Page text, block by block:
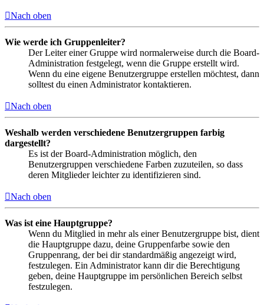
Nach oben
Wie werde ich Gruppenleiter?
Der Leiter einer Gruppe wird normalerweise durch die Board-
Administration festgelegt, wenn die Gruppe erstellt wird.
Wenn du eine eigene Benutzergruppe erstellen möchtest, dann
solltest du einen Administrator kontaktieren.
Nach oben
Weshalb werden verschiedene Benutzergruppen farbig
dargestellt?
Es ist der Board-Administration möglich, den
Benutzergruppen verschiedene Farben zuzuteilen, so dass
deren Mitglieder leichter zu identifizieren sind.
Nach oben
Was ist eine Hauptgruppe?
Wenn du Mitglied in mehr als einer Benutzergruppe bist, dient
die Hauptgruppe dazu, deine Gruppenfarbe sowie den
Gruppenrang, der bei dir standardmäßig angezeigt wird,
festzulegen. Ein Administrator kann dir die Berechtigung
geben, deine Hauptgruppe im persönlichen Bereich selbst
festzulegen.